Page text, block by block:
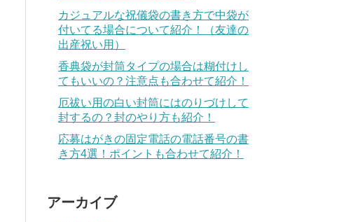
カジュアルな祝儀袋の書き方で中袋が
付いてる場合について紹介！（友達の
出産祝い用）
香典袋が封筒タイプの場合は糊付けし
てもいいの？注意点も合わせて紹介！
厄祓い用の白い封筒にはのりづけして
封するの？封のやり方も紹介！
応募はがきの固定電話の電話番号の書
き方4選！ポイントも合わせて紹介！
アーカイブ